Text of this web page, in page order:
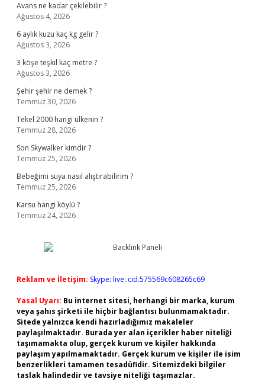
Avans ne kadar çekilebilir ?
Ağustos 4, 2026
6 aylık kuzu kaç kg gelir ?
Ağustos 3, 2026
3 köşe teşkil kaç metre ?
Ağustos 3, 2026
Şehir şehir ne demek ?
Temmuz 30, 2026
Tekel 2000 hangi ülkenin ?
Temmuz 28, 2026
Son Skywalker kimdir ?
Temmuz 25, 2026
Bebeğimi suya nasıl alıştırabilirim ?
Temmuz 25, 2026
Karsu hangi köylü ?
Temmuz 24, 2026
Reklam ve İletişim: Skype: live:.cid.575569c608265c69
Yasal Uyarı: Bu internet sitesi, herhangi bir marka, kurum
veya şahıs şirketi ile hiçbir bağlantısı bulunmamaktadır.
Sitede yalnızca kendi hazırladığımız makaleler
paylaşılmaktadır. Burada yer alan içerikler haber niteliği
taşımamakta olup, gerçek kurum ve kişiler hakkında
paylaşım yapılmamaktadır. Gerçek kurum ve kişiler ile isim
benzerlikleri tamamen tesadüfidir. Sitemizdeki bilgiler
taslak halindedir ve tavsiye niteliği taşımazlar.